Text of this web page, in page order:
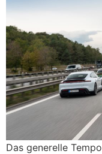
Das generelle